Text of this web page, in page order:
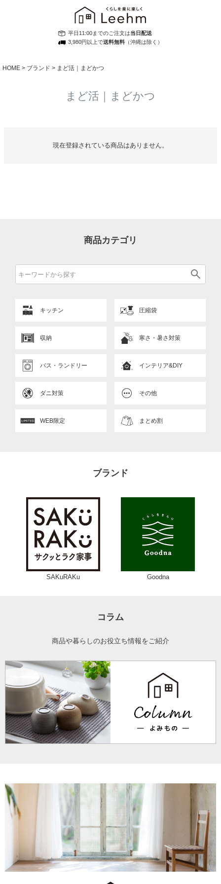
平日11:00までのご注文は当日配送
3,980円以上で送料無料 （沖縄は除く）
HOME ブランド まど活｜まどかつ
まど活｜まどかつ
現在登録されている商品はありません。
商品カテゴリ
キッチン 圧縮袋
収納 寒さ・暑さ対策
バス・ランドリー インテリア&DIY
ダニ対策 その他
WEB限定 まとめ割
ブランド
SAKuRAKu Goodna
コラム
商品や暮らしのお役立ち情報をご紹介